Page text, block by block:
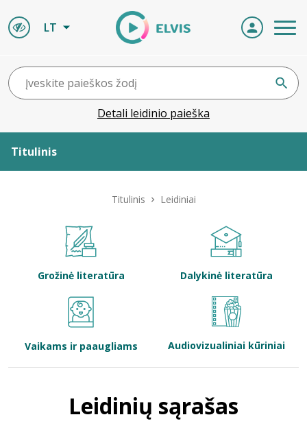
LT
Detali leidinio paieška
Titulinis
Bibliotekoms
Titulinis Leidiniai
Grožinė literatūra Dalykinė literatūra
Vaikams ir paaugliams Audiovizualiniai kūriniai
Leidinių sąrašas